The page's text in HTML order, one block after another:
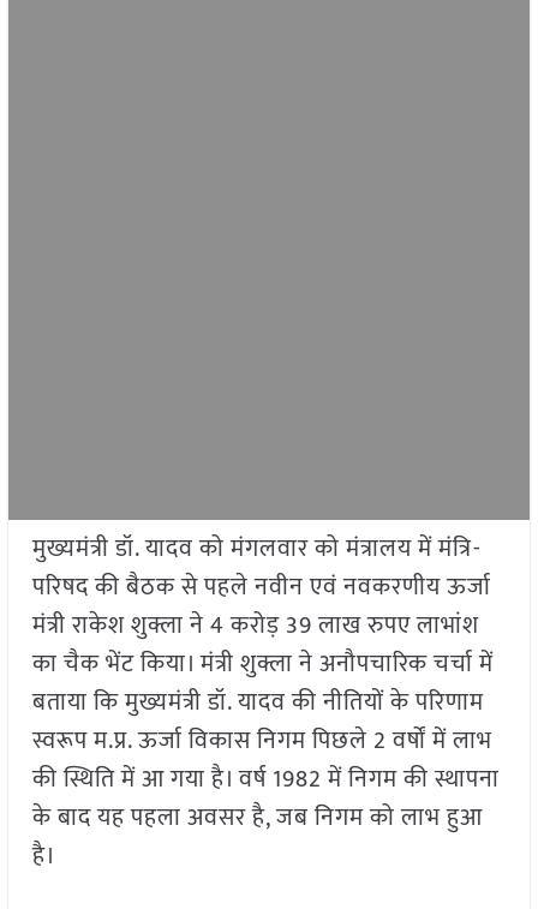
मुख्यमंत्री डॉ. यादव को मंगलवार को मंत्रालय में मंत्रि-
परिषद की बैठक से पहले नवीन एवं नवकरणीय ऊर्जा
मंत्री राकेश शुक्ला ने 4 करोड़ 39 लाख रुपए लाभांश
का चैक भेंट किया। मंत्री शुक्ला ने अनौपचारिक चर्चा में
बताया कि मुख्यमंत्री डॉ. यादव की नीतियों के परिणाम
स्वरूप म.प्र. ऊर्जा विकास निगम पिछले 2 वर्षों में लाभ
की स्थिति में आ गया है। वर्ष 1982 में निगम की स्थापना
के बाद यह पहला अवसर है, जब निगम को लाभ हुआ
है।